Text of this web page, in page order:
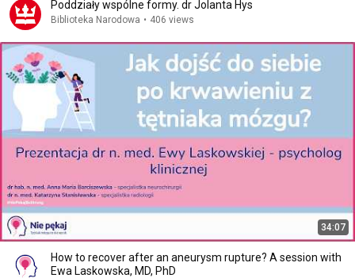
Poddziały wspólne formy. dr Jolanta Hys
Biblioteka Narodowa • 406 views
34:07
How to recover after an aneurysm rupture? A session with
Ewa Laskowska, MD, PhD